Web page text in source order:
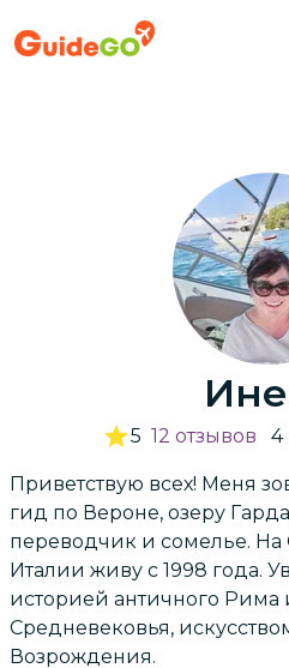
5 12 отзывов 4
Приветствую всех! Меня
гид по Вероне, озеру
переводчик и сомелье. На
Италии живу с 1998 года.
историей античного Рима
Средневековья,
Возрождения.